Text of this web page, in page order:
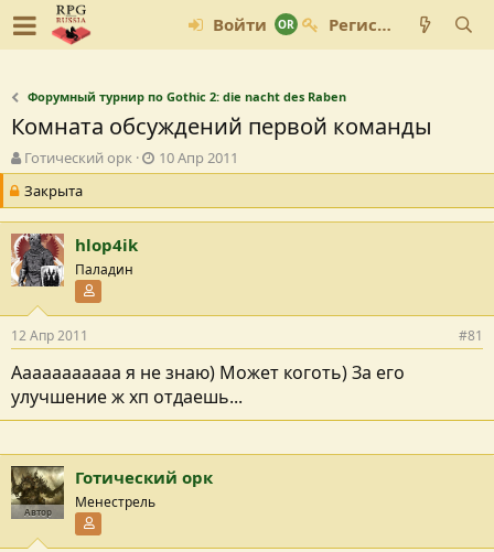
Войти Регистрация
Форумный турнир по Gothic 2: die nacht des Raben
Комната обсуждений первой команды
А
в
т
р
т
е
ы
Готический орк
Д
а
а
и
я
10 Апр 2011
Закрыта
hlop4ik
Паладин
12 Апр 2011 #81
Ааааааааааа я не знаю) Может коготь) За его
улучшение ж хп отдаешь...
Автор
Готический орк
Менестрель